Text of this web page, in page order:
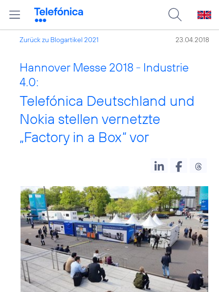
Zurück zu Blogartikel 2021 23.04.2018
Hannover Messe 2018 - Industrie
4.0:
Telefónica Deutschland und
Nokia stellen vernetzte
„Factory in a Box“ vor